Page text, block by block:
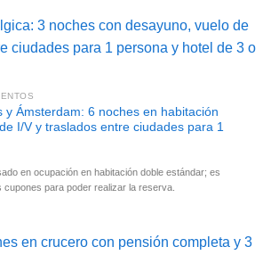
y Ámsterdam: 6 noches en habitación
I/V y traslados entre ciudades para 1
en ocupación en habitación doble estándar; es
cupones para poder realizar la reserva.